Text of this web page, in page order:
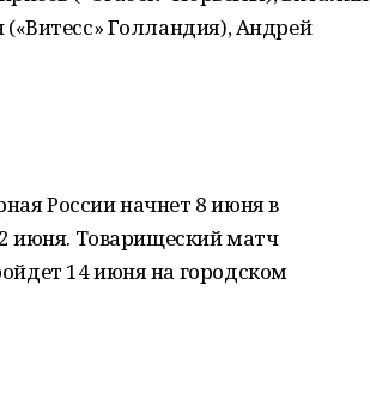
Голландия), Андрей
России начнет 8 июня в
июня. Товарищеский матч
14 июня на городском